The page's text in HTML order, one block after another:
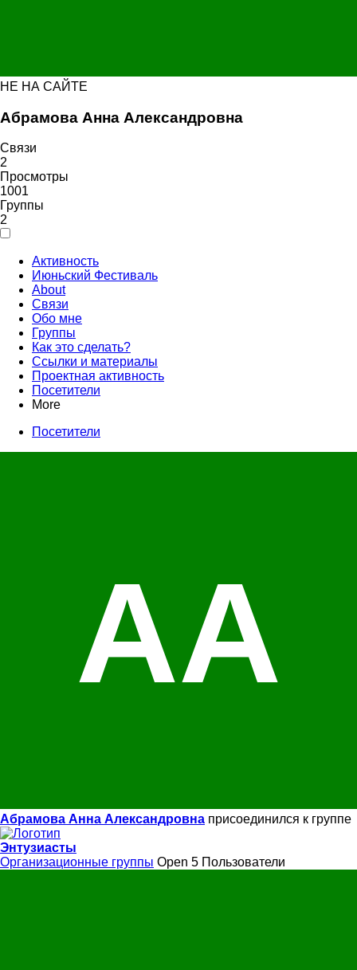
НЕ НА САЙТЕ
Абрамова Анна Александровна
Связи
2
Просмотры
1001
Группы
2
Активность
Июньский Фестиваль
About
Связи
Обо мне
Группы
Как это сделать?
Ссылки и материалы
Проектная активность
Посетители
More
Посетители
АА
Абрамова Анна Александровна присоединился к группе
Энтузиасты
Организационные группы Open 5 Пользователи